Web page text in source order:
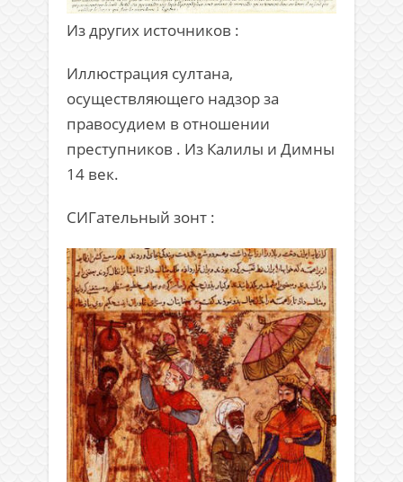
Из других источников :
Иллюстрация султана,
осуществляющего надзор за
правосудием в отношении
преступников . Из Калилы и Димны
14 век.
СИГательный зонт :